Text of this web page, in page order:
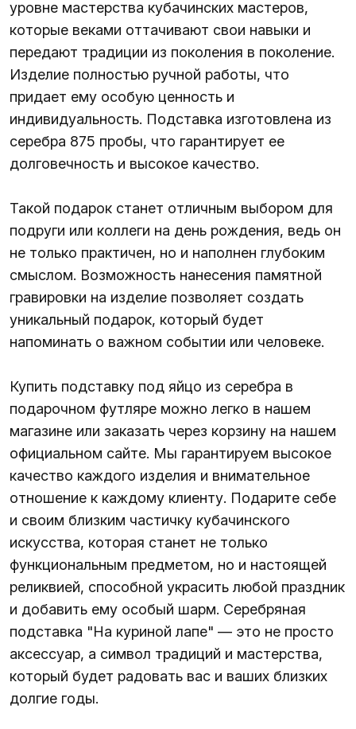
уровне мастерства кубачинских мастеров,
которые веками оттачивают свои навыки и
передают традиции из поколения в поколение.
Изделие полностью ручной работы, что
придает ему особую ценность и
индивидуальность. Подставка изготовлена из
серебра 875 пробы, что гарантирует ее
долговечность и высокое качество.
Такой подарок станет отличным выбором для
подруги или коллеги на день рождения, ведь он
не только практичен, но и наполнен глубоким
смыслом. Возможность нанесения памятной
гравировки на изделие позволяет создать
уникальный подарок, который будет
напоминать о важном событии или человеке.
Купить подставку под яйцо из серебра в
подарочном футляре можно легко в нашем
магазине или заказать через корзину на нашем
официальном сайте. Мы гарантируем высокое
качество каждого изделия и внимательное
отношение к каждому клиенту. Подарите себе
и своим близким частичку кубачинского
искусства, которая станет не только
функциональным предметом, но и настоящей
реликвией, способной украсить любой праздник
и добавить ему особый шарм. Серебряная
подставка "На куриной лапе" — это не просто
аксессуар, а символ традиций и мастерства,
который будет радовать вас и ваших близких
долгие годы.